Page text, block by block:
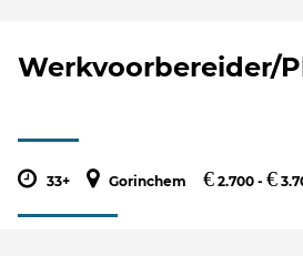
Werkvoorbereider/
33+ Gorinchem € 2.700 - €